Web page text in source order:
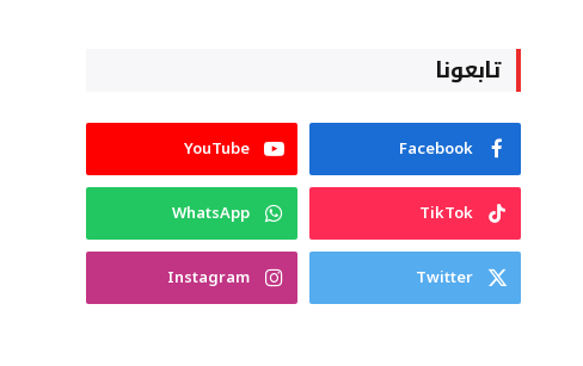
تابعونا
Facebook
YouTube
TikTok
WhatsApp
Twitter
Instagram